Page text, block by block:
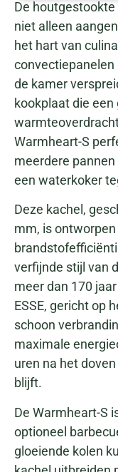
De houtgestookte
niet alleen
het hart van
de kamer
kookplaat die
Warmheart-S
meerdere
een waterkoker
Deze kachel,
mm, is
verfijnde stijl van
meer dan 170
ESSE, gericht op
schoon
maximale
uren na het
blijft.
De Warmheart-S
optioneel
gloeiende kolen